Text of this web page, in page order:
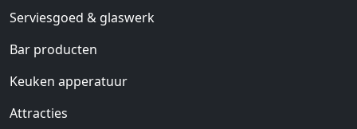
Serviesgoed & glaswerk
Bar producten
Keuken apperatuur
Attracties